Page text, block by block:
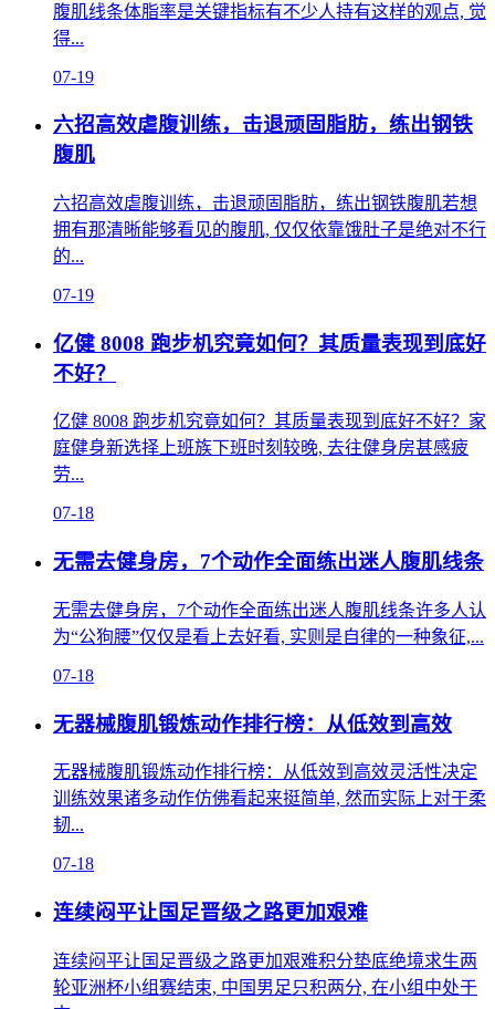
腹肌线条体脂率是关键指标有不少人持有这样的观点, 觉
得...
07-19
六招高效虐腹训练，击退顽固脂肪，练出钢铁
腹肌
六招高效虐腹训练，击退顽固脂肪，练出钢铁腹肌若想
拥有那清晰能够看见的腹肌, 仅仅依靠饿肚子是绝对不行
的...
07-19
亿健 8008 跑步机究竟如何？其质量表现到底好
不好？
亿健 8008 跑步机究竟如何？其质量表现到底好不好？家
庭健身新选择上班族下班时刻较晚, 去往健身房甚感疲
劳...
07-18
无需去健身房，7个动作全面练出迷人腹肌线条
无需去健身房，7个动作全面练出迷人腹肌线条许多人认
为“公狗腰”仅仅是看上去好看, 实则是自律的一种象征,...
07-18
无器械腹肌锻炼动作排行榜：从低效到高效
无器械腹肌锻炼动作排行榜：从低效到高效灵活性决定
训练效果诸多动作仿佛看起来挺简单, 然而实际上对于柔
韧...
07-18
连续闷平让国足晋级之路更加艰难
连续闷平让国足晋级之路更加艰难积分垫底绝境求生两
轮亚洲杯小组赛结束, 中国男足只积两分, 在小组中处于